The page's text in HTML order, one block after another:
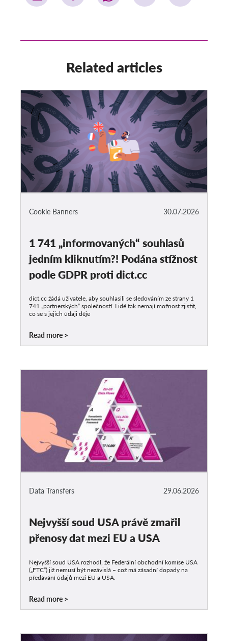
Related articles
30.07.2026
Cookie Banners
1 741 „informovaných“ souhlasů
jedním kliknutím?! Podána stížnost
podle GDPR proti dict.cc
dict.cc žádá uživatele, aby souhlasili se sledováním ze strany 1
741 „partnerských“ společností. Lidé tak nemají možnost zjistit,
co se s jejich údaji děje
Read more
29.06.2026
Data Transfers
Nejvyšší soud USA právě zmařil
přenosy dat mezi EU a USA
Nejvyšší soud USA rozhodl, že Federální obchodní komise USA
(„FTC“) již nemusí být nezávislá – což má zásadní dopady na
předávání údajů mezi EU a USA.
Read more